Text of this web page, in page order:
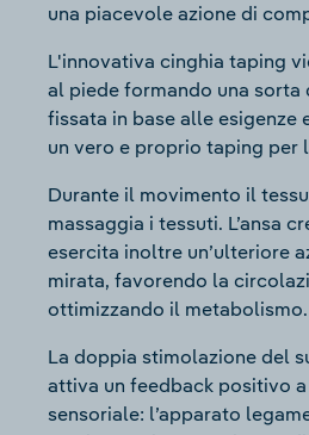
una piacevole azione di
L'innovativa cinghia taping
al piede formando una sorta
fissata in base alle esigenze
un vero e proprio taping per
Durante il movimento il
massaggia i tessuti. L’ansa
esercita inoltre un’ulteriore
mirata, favorendo la
ottimizzando il metabolismo.
La doppia stimolazione del
attiva un feedback positivo
sensoriale: l’apparato